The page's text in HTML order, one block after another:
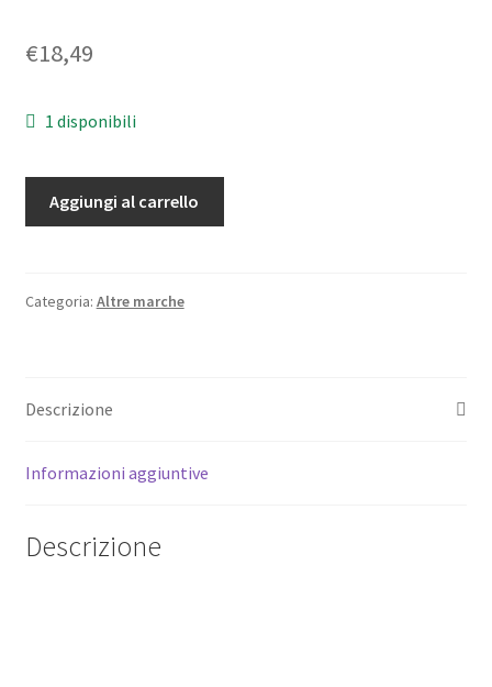
€18,49
1 disponibili
f/4-
Board
per
EF
Aggiungi al carrello
Categoria: Altre marche
Descrizione
Informazioni aggiuntive
Descrizione